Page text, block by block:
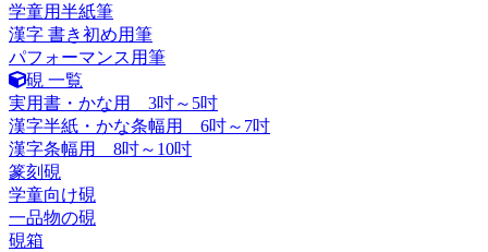
学童用半紙筆
漢字 書き初め用筆
パフォーマンス用筆
硯 一覧
実用書・かな用 3吋～5吋
漢字半紙・かな条幅用 6吋～7吋
漢字条幅用 8吋～10吋
篆刻硯
学童向け硯
一品物の硯
硯箱